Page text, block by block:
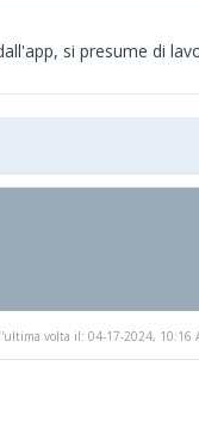
si presume di
volta il: 04-17-2024, 10:16